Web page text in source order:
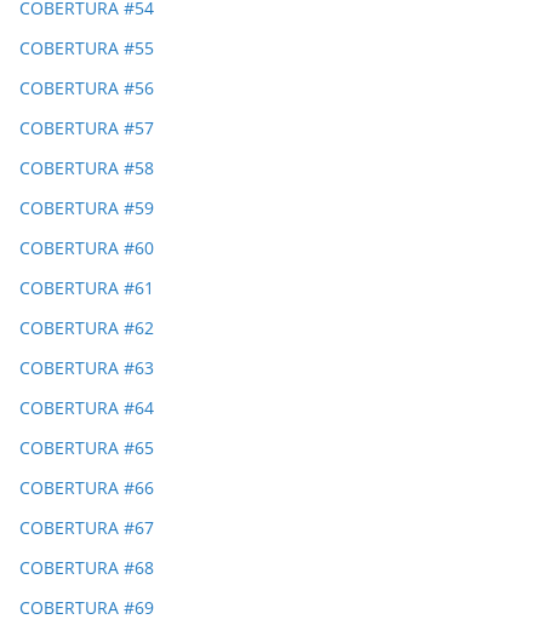
COBERTURA #54
COBERTURA #55
COBERTURA #56
COBERTURA #57
COBERTURA #58
COBERTURA #59
COBERTURA #60
COBERTURA #61
COBERTURA #62
COBERTURA #63
COBERTURA #64
COBERTURA #65
COBERTURA #66
COBERTURA #67
COBERTURA #68
COBERTURA #69